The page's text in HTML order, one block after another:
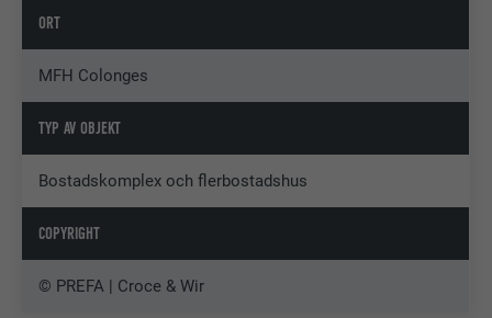
ORT
MFH Colonges
TYP AV OBJEKT
Bostadskomplex och flerbostadshus
COPYRIGHT
© PREFA | Croce & Wir